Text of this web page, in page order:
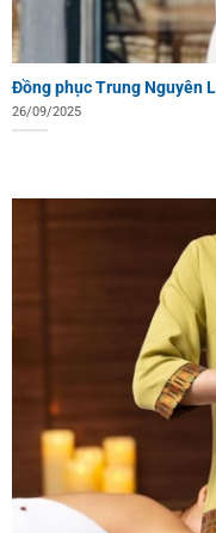
Đồng phục Trung Nguyên
26/09/2025